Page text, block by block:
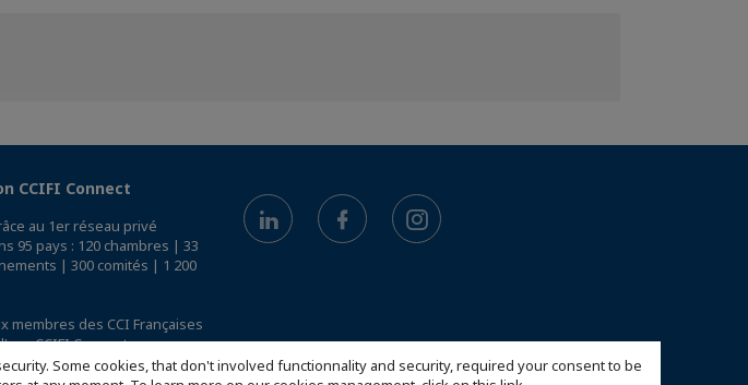
Some cookies, that don't involved functionnality and security, required your consent to be
CCIFI Connect
au 1er réseau privé
95 pays : 120 chambres | 33
| 300 comités | 1 200
membres des CCI Françaises
CCIFI Connect.